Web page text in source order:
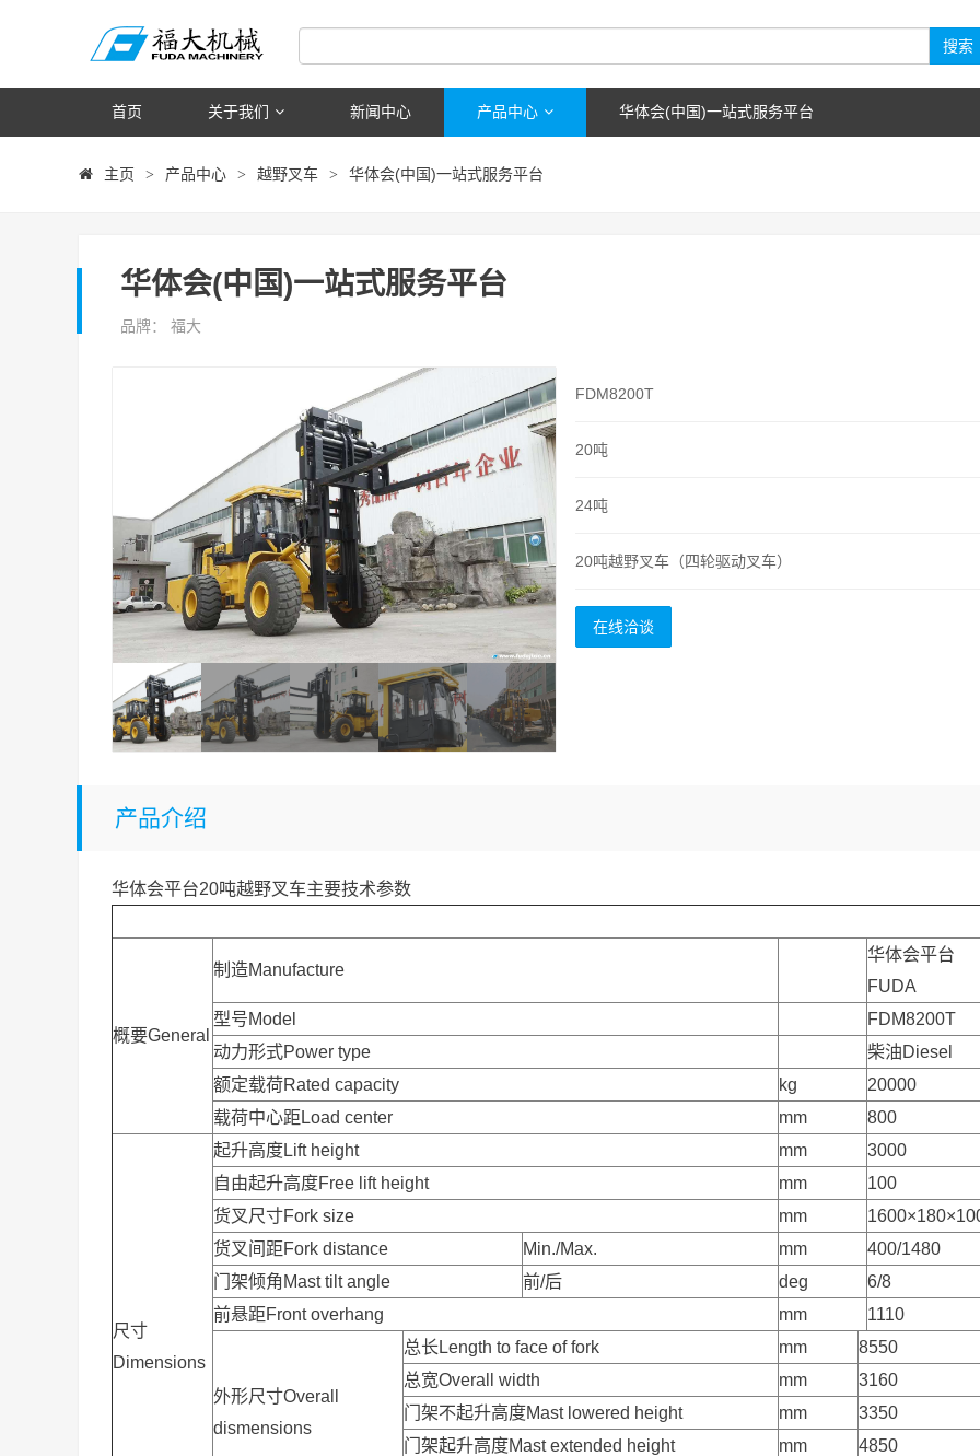
搜索
首页 关于我们 新闻中心 产品中心 华体会(中国)一站式服务平台
主页 > 产品中心 > 越野叉车 > 华体会(中国)一站式服务平台
华体会(中国)一站式服务平台
品牌： 福大
FDM8200T
20吨
24吨
20吨越野叉车（四轮驱动叉车）
在线洽谈
产品介绍
华体会平台20吨越野叉车主要技术参数
概要General
制造Manufacture
华体会平台
FUDA
型号Model
FDM8200T
动力形式Power type
柴油Diesel
额定载荷Rated capacity
kg
20000
载荷中心距Load center
mm 800
尺寸
Dimensions
起升高度Lift height mm
3000
自由起升高度Free lift height
mm
100
货叉尺寸Fork size
mm
货叉间距Fork distance
Min./Max. mm
400/1480
门架倾角Mast tilt angle
前/后 deg
6/8
前悬距Front overhang
mm 1110
外形尺寸Overall
dismensions
总长Length to face of fork mm
8550
总宽Overall width
mm
3160
门架不起升高度Mast lowered height
mm
3350
门架起升高度Mast extended height
mm
4850